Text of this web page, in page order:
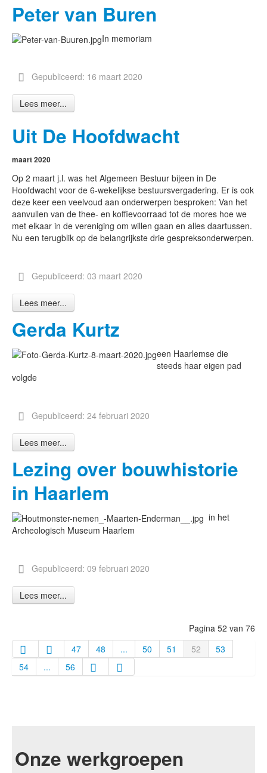
Peter van Buren
In memoriam
Gepubliceerd: 16 maart 2020
Lees meer...
Uit De Hoofdwacht
maart 2020
Op 2 maart j.l. was het Algemeen Bestuur bijeen in De
Hoofdwacht voor de 6-wekelijkse bestuursvergadering. Er is ook
deze keer een veelvoud aan onderwerpen besproken: Van het
aanvullen van de thee- en koffievoorraad tot de mores hoe we
met elkaar in de vereniging om willen gaan en alles daartussen.
Nu een terugblik op de belangrijkste drie gespreksonderwerpen.
Gepubliceerd: 03 maart 2020
Lees meer...
Gerda Kurtz
een Haarlemse die
steeds haar eigen pad
volgde
Gepubliceerd: 24 februari 2020
Lees meer...
Lezing over bouwhistorie
in Haarlem
in het
Archeologisch Museum Haarlem
Gepubliceerd: 09 februari 2020
Lees meer...
Pagina 52 van 76
47
48 ... 50 51 52
53
54
... 56
Onze werkgroepen